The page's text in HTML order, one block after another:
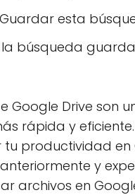
esta
búsqueda
Google Drive son
rápida y
productividad en
y
archivos en